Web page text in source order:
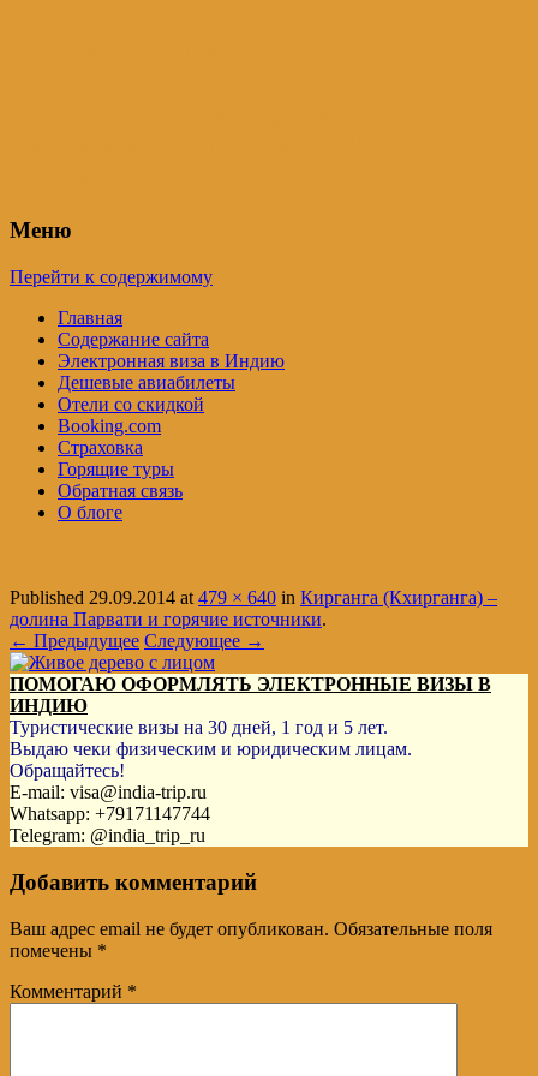
Меню
Перейти к содержимому
Главная
Содержание сайта
Электронная виза в Индию
Дешевые авиабилеты
Отели со скидкой
Booking.com
Страховка
Горящие туры
Обратная связь
О блоге
Published 29.09.2014 at479 × 640 in Кирганга (Кхирганга) –
долина Парвати и горячие источники.
← Предыдущее Следующее →
ПОМОГАЮ ОФОРМЛЯТЬ ЭЛЕКТРОННЫЕ ВИЗЫ В
ИНДИЮ
Туристические визы на 30 дней, 1 год и 5 лет.
Выдаю чеки физическим и юридическим лицам.
Обращайтесь!
E-mail: visa@india-trip.ru
Whatsapp: +79171147744
Telegram: @india_trip_ru
Добавить комментарий
Ваш адрес email не будет опубликован. Обязательные поля
помечены *
Комментарий *